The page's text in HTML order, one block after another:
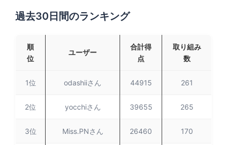
過去30日間のランキング
順
位
ユーザー
合計得
点
取り組み
数
1位 odashiiさん 44915 261
2位 yocchiさん 39655 265
3位 Miss.PNさん 26460 170